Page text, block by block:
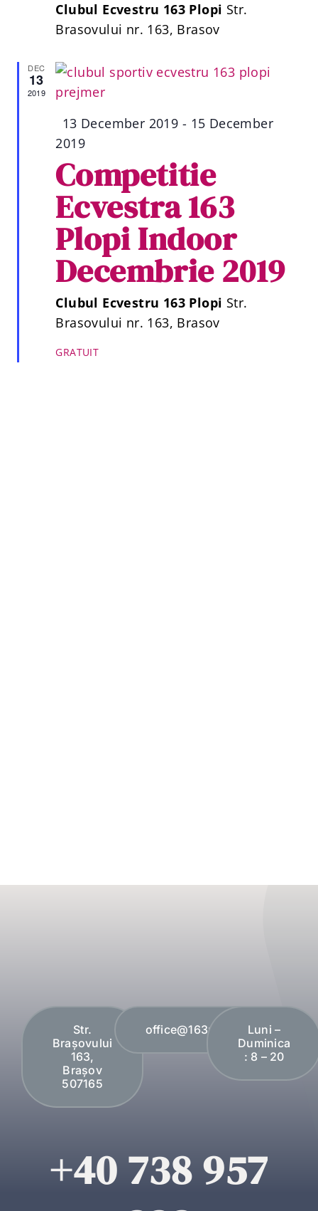
Clubul Ecvestru 163 Plopi Str.
Brasovului nr. 163, Brasov
DEC
13
2019
Featured
13 December 2019 - 15 December
2019
Competitie
Ecvestra 163
Plopi Indoor
Decembrie 2019
Clubul Ecvestru 163 Plopi Str.
Brasovului nr. 163, Brasov
GRATUIT
Str.
Brașovului
163,
Brașov
507165
office@163plopi.roLuni –
Duminica
: 8 – 20
+40 738 957